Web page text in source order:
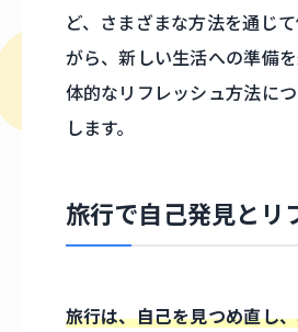
ど、さまざまな方法を通じ
がら、新しい生活への準備
体的なリフレッシュ方法に
します。
旅行で自己発見とリ
旅行は、自己を見つめ直し